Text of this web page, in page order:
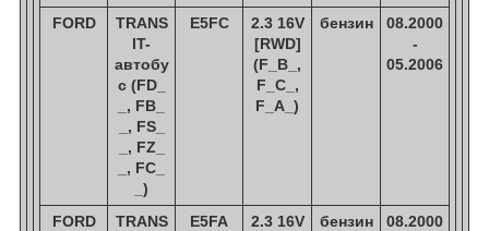
FORD
TRANS
IT-
автобу
с (FD_
_, FB_
_, FS_
_, FZ_
_, FC_
_)
E5FC
2.3 16V
[RWD]
(F_B_,
F_C_,
F_A_)
бензин
08.2000
-
05.2006
FORD
TRANS
E5FA
2.3 16V
бензин
08.2000